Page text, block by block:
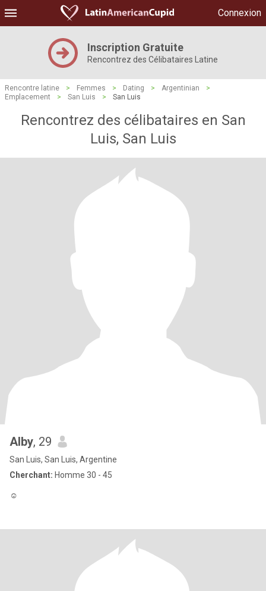
Connexion
Inscription Gratuite
Rencontrez des Célibataires Latine
Rencontre latine > Femmes > Dating > Argentinian
>
Emplacement
> San Luis > San Luis
Rencontrez des célibataires en San
Luis, San Luis
Alby, 29
San Luis, San Luis, Argentine
Cherchant: Homme 30 - 45
☺️